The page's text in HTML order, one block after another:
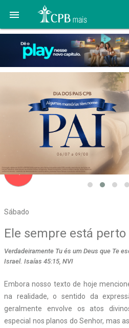

Sábado
navigate_before
Ele sempre está perto
Verdadeiramente Tu és um Deus que Te
Israel. Isaías 45:15, NVI
Embora nosso texto de hoje
na realidade, o sentido da
geralmente envolve os atos
especial nos planos do Senhor, mas